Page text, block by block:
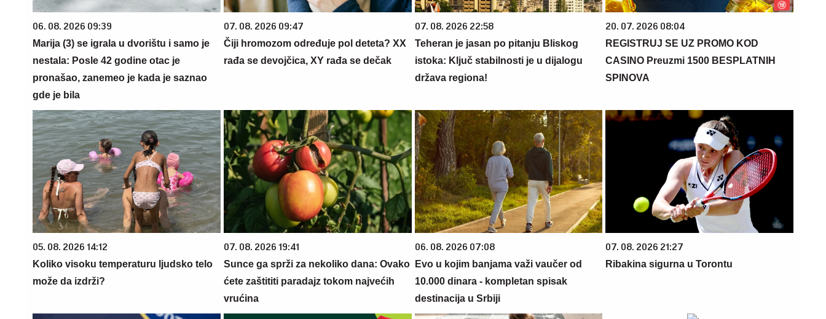
06. 08. 2026 09:39
Marija (3) se igrala u dvorištu i samo je
nestala: Posle 42 godine otac je
pronašao, zanemeo je kada je saznao
gde je bila
07. 08. 2026 09:47
Čiji hromozom određuje pol deteta? XX
rađa se devojčica, XY rađa se dečak
07. 08. 2026 22:58
Teheran je jasan po pitanju Bliskog
istoka: Ključ stabilnosti je u dijalogu
država regiona!
20. 07. 2026 08:04
REGISTRUJ SE UZ PROMO KOD
CASINO Preuzmi 1500 BESPLATNIH
SPINOVA
05. 08. 2026 14:12
Koliko visoku temperaturu ljudsko telo
može da izdrži?
07. 08. 2026 19:41
Sunce ga sprži za nekoliko dana: Ovako
ćete zaštititi paradajz tokom najvećih
vrućina
06. 08. 2026 07:08
Evo u kojim banjama važi vaučer od
10.000 dinara - kompletan spisak
destinacija u Srbiji
07. 08. 2026 21:27
Ribakina sigurna u Torontu